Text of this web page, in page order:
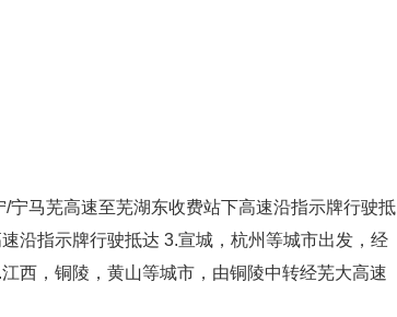
宁马芜高速至芜湖东收费站下高速沿指示牌行驶抵
沿指示牌行驶抵达 3.宣城，杭州等城市出发，经
西，铜陵，黄山等城市，由铜陵中转经芜大高速